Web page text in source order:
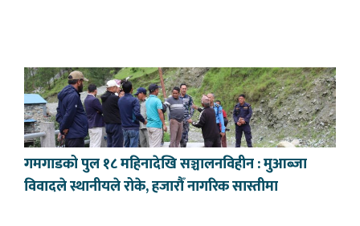
गमगाडको पुल १८ महिनादेखि सञ्चालनविहीन : मुआब्जा
विवादले स्थानीयले रोके, हजारौँ नागरिक सास्तीमा